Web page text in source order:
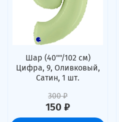
Шар (40""/102 см)
Цифра, 9, Оливковый,
Сатин, 1 шт.
300 ₽
150 ₽